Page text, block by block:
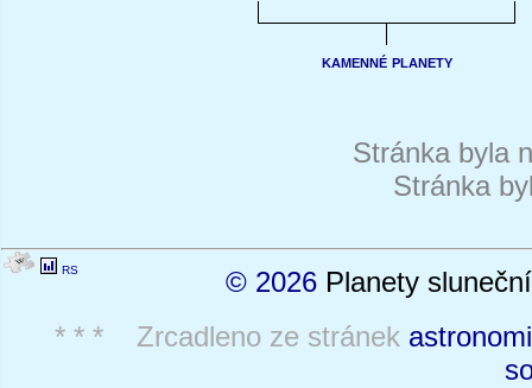
kamenné planety
Stránka byla
Stránka
RS © 2026 Planety
* * * Zrcadleno ze stránek